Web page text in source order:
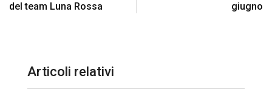
del team Luna Rossa
giugno
Articoli relativi